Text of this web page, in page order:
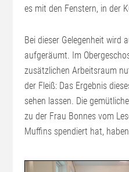
es mit den Fenstern, in der
Bei dieser Gelegenheit wird
aufgeräumt. Im
zusätzlichen Arbeitsraum
der Fleiß: Das Ergebnis
sehen lassen. Die
zu der Frau Bonnes vom
Muffins spendiert hat,